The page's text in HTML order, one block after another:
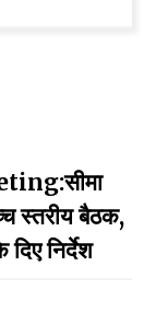
स्तरीय बैठक,
दिए निर्देश